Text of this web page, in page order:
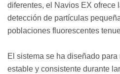
diferentes, el Navios EX ofrece
detección de partículas
poblaciones fluorescentes
El sistema se ha diseñado
estable y consistente durante